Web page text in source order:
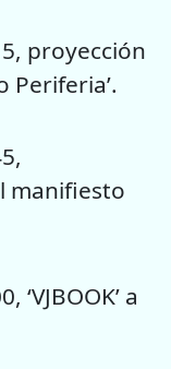
proyección
Periferia’.
manifiesto
a